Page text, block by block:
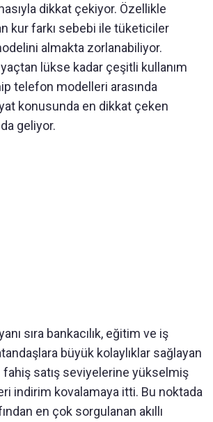
dikkat çekiyor. Özellikle
kur farkı sebebi ile tüketiciler
almakta zorlanabiliyor.
lükse kadar çeşitli kullanım
telefon modelleri arasında
konusunda en dikkat çeken
geliyor.
sıra bankacılık, eğitim ve iş
büyük kolaylıklar sağlayan
fahiş satış seviyelerine yükselmiş
indirim kovalamaya itti. Bu noktada
en çok sorgulanan akıllı